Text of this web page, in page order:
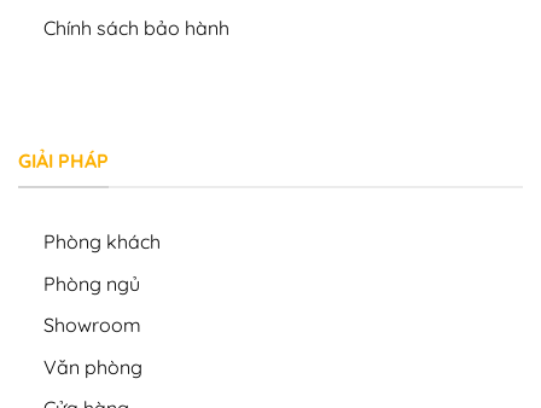
Chính sách bảo hành
GIẢI PHÁP
Phòng khách
Phòng ngủ
Showroom
Văn phòng